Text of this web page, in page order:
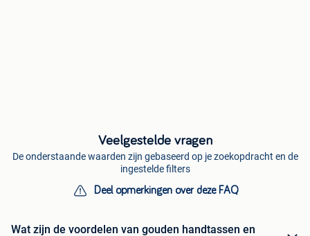
Veelgestelde vragen
De onderstaande waarden zijn gebaseerd op je zoekopdracht en de
ingestelde filters
Deel opmerkingen over deze FAQ
Wat zijn de voordelen van gouden handtassen en